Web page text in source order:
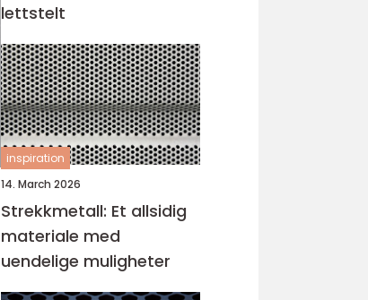
lettstelt
inspiration
14. March 2026
Strekkmetall: Et allsidig
materiale med
uendelige muligheter